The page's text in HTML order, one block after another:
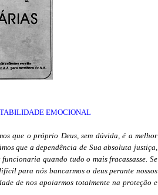
EMOCIONAL
que o próprio Deus, sem dúvida, é a melhor
que a dependência de Sua absoluta justiça,
quando tudo o mais fracassasse. Se
para nós bancarmos o deus perante nossos
de nos apoiarmos totalmente na proteção e